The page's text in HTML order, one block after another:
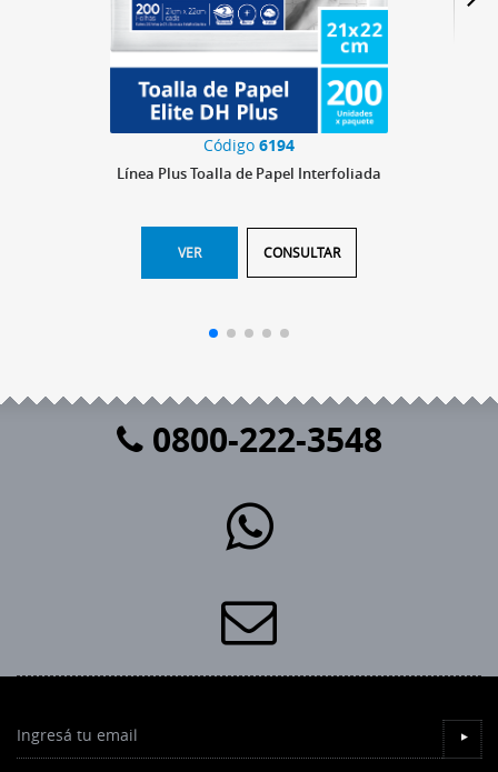
Código 6194
Línea Plus Toalla de Papel Interfoliada
VER CONSULTAR
0800-222-3548
Ingresá tu email ▼